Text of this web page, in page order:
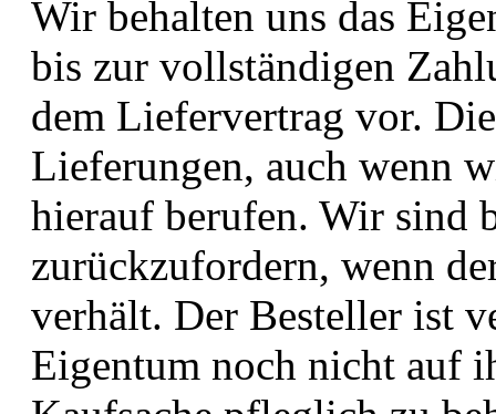
Wir behalten uns das
bis zur vollständigen
dem Liefervertrag vor.
Lieferungen, auch wenn
hierauf berufen. Wir sind
zurückzufordern, wenn
verhält. Der Besteller ist
Eigentum noch nicht auf